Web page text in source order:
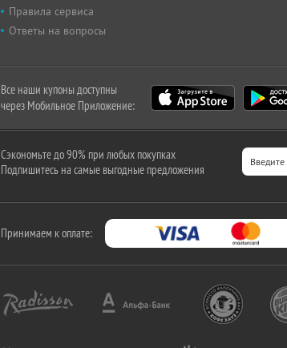
Правила сервиса
Ответы на вопросы
Все наши купоны доступны
через Мобильное Приложение:
Сэкономьте до 90% при любых покупках
Подпишитесь на самые выгодные предложения
Принимаем к оплате: